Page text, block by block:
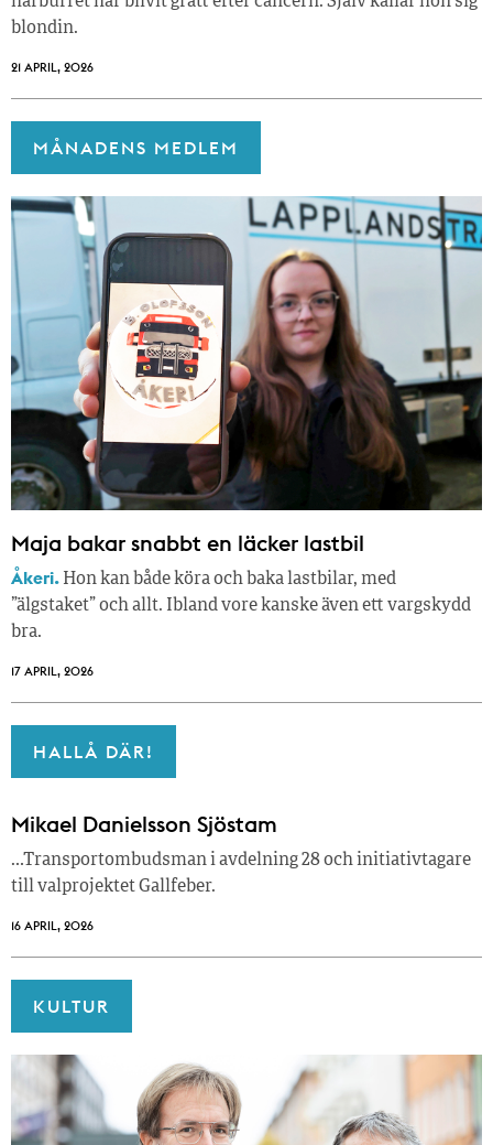
blondin.
21 APRIL, 2026
MÅNADENS MEDLEM
Maja bakar snabbt en läcker lastbil
Åkeri. Hon kan både köra och baka lastbilar, med
”älgstaket” och allt. Ibland vore kanske även ett vargskydd
bra.
17 APRIL, 2026
HALLÅ DÄR!
Mikael Danielsson Sjöstam
…Transportombudsman i avdelning 28 och initiativtagare
till valprojektet Gallfeber.
16 APRIL, 2026
KULTUR